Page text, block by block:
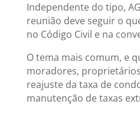
Independente do tipo,
reunião deve seguir o
no Código Civil e na
O tema mais comum, e
moradores,
reajuste da taxa de
manutenção de taxas